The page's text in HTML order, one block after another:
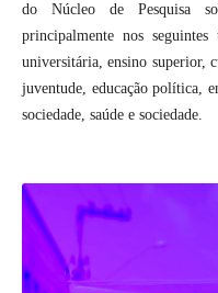
do Núcleo de Pesquisa
principalmente nos seguintes
universitária, ensino superior,
juventude, educação política,
sociedade, saúde e sociedade.